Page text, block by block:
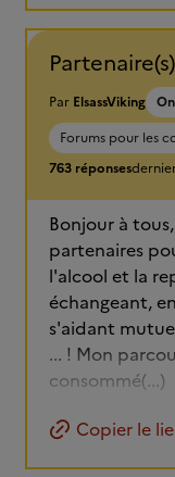
Par ElsassViking
Forums pour les
763 réponses
Bonjour à
partenaires
l'alcool et la
échangeant,
s'aidant
... ! Mon
consommé(...)
Copier le